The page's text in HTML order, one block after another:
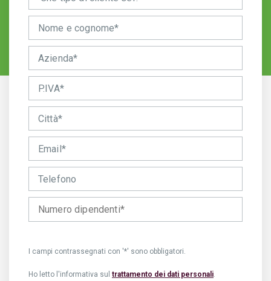
I campi contrassegnati con '*' sono obbligatori.
Ho letto l'informativa sul trattamento dei dati personali.